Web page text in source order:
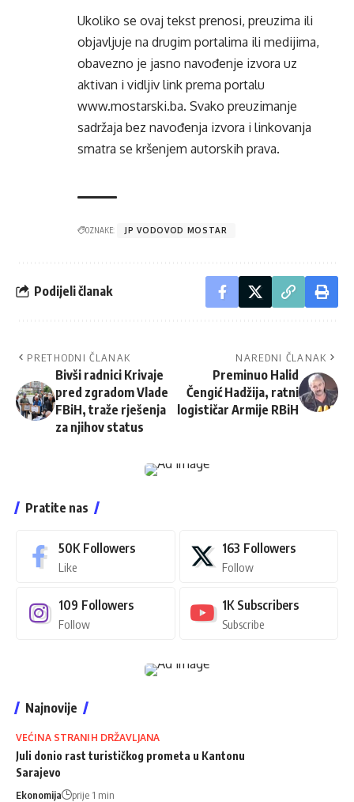
Ukoliko se ovaj tekst prenosi, preuzima ili
objavljuje na drugim portalima ili medijima,
obavezno je jasno navođenje izvora uz
aktivan i vidljiv link prema portalu
www.mostarski.ba. Svako preuzimanje
sadržaja bez navođenja izvora i linkovanja
smatra se kršenjem autorskih prava.
OZNAKE: JP VODOVOD MOSTAR
Podijeli članak
PRETHODNI ČLANAK
Bivši radnici Krivaje
pred zgradom Vlade
FBiH, traže rješenja
za njihov status
NAREDNI ČLANAK
Preminuo Halid
Čengić Hadžija, ratni
logističar Armije RBiH
Pratite nas
50K Followers
Like
163 Followers
Follow
109 Followers
Follow
1K Subscribers
Subscribe
Najnovije
VEĆINA STRANIH DRŽAVLJANA
Juli donio rast turističkog prometa u Kantonu
Sarajevo
Ekonomija prije 1 min